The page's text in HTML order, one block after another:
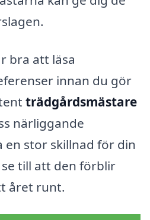
bra att läsa
innan du gör
trädgårdsmästare
närliggande
en stor skillnad för din
till att den förblir
året runt.